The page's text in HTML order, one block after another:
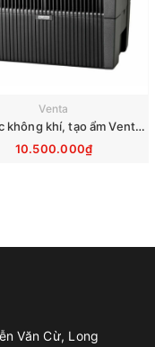
Venta
Máy lọc không khí, tạo ẩm Venta LW45
10.500.000₫
Văn Cừ, Long